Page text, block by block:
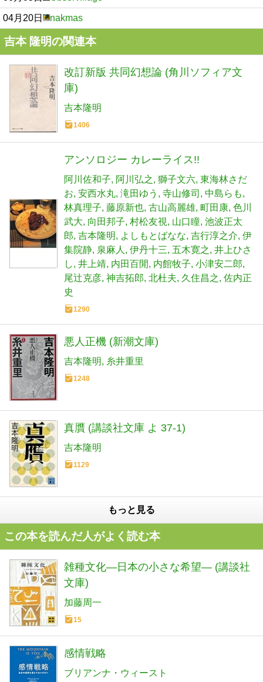
04月20日 nakmas
吉本 隆明の関連本
改訂新版 共同幻想論 (角川ソフィア文
庫)
吉本隆明
1406
アンソロジー カレーライス!!
阿川佐和子 阿川弘之 獅子文六 東海林さだ
お 安西水丸 滝田ゆう 寺山修司
中島らも
林真理子 藤原新也 古山高麗雄 町田康 色川
武大 向田邦子 村松友視 山口瞳 池波正太
郎 吉本隆明 よしもとばなな 吉行淳之介 伊
集院静 泉麻人 伊丹十三 五木寛之 井上ひさ
し 井上靖 内田百閒 内館牧子 小津安二郎
尾辻克彦 神吉拓郎 北杜夫 久住昌之 佐内正
史
1290
悪人正機 (新潮文庫)
吉本隆明 糸井重里
1248
真贋 (講談社文庫 よ 37-1)
吉本隆明
1129
もっと見る
この本を読んだ人がよく読む本
雑種文化―日本の小さな希望― (講談社
文庫)
加藤周一
15
感情戦略
ブリアンナ・ウィースト